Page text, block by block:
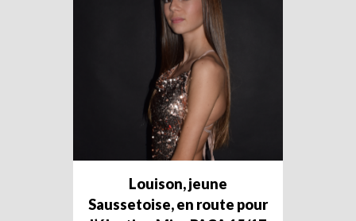
Louison, jeune
Saussetoise, en route pour